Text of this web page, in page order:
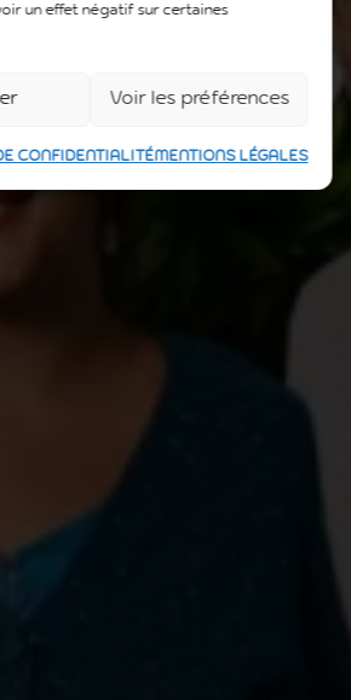
un effet négatif sur certaines
Voir les préférences
CONFIDENTIALITÉMENTIONS LÉGALES